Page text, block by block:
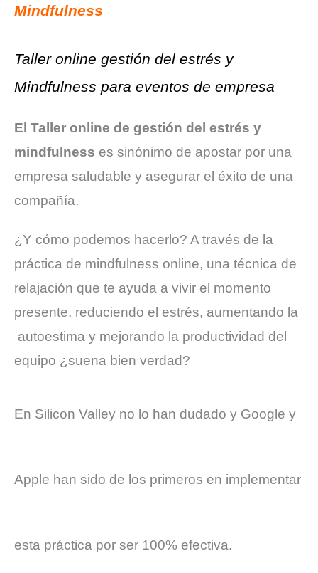
Mindfulness
Taller online gestión del estrés y
Mindfulness para eventos de empresa
El Taller online de gestión del estrés y
mindfulness es sinónimo de apostar por una
empresa saludable y asegurar el éxito de una
compañía.
¿Y cómo podemos hacerlo? A través de la
práctica de mindfulness online, una técnica de
relajación que te ayuda a vivir el momento
presente, reduciendo el estrés, aumentando la
autoestima y mejorando la productividad del
equipo ¿suena bien verdad?
En Silicon Valley no lo han dudado y Google y
Apple han sido de los primeros en implementar
esta práctica por ser 100% efectiva.